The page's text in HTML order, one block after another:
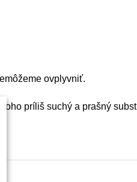
ovplyvniť.
príliš suchý a prašný